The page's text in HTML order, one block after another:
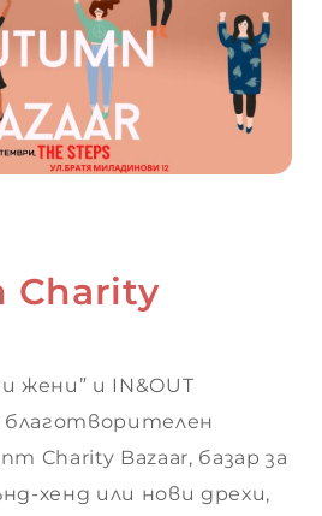
Charity
жени” и IN&OUT
Charity Bazaar, базар за
хенд или нови дрехи,